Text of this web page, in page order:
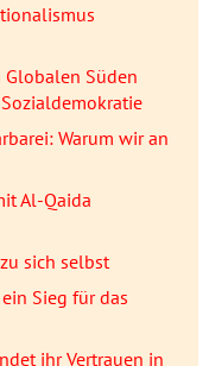
Globalen Süden
Warum wir an
Al-Qaida
sich selbst
Sieg für das
ihr Vertrauen in